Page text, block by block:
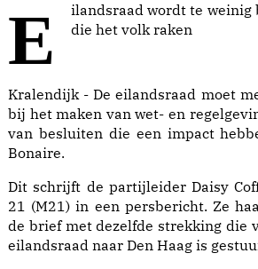
Eilandsraad wordt te weinig betrokken bij zaken die het volk raken
Kralendijk - De eilandsraad moet
bij het maken van wet- en
van besluiten die een impact
Bonaire.
Dit schrijft de partijleider Daisy
21 (M21) in een persbericht. Ze
de brief met dezelfde strekking die
eilandsraad naar Den Haag is